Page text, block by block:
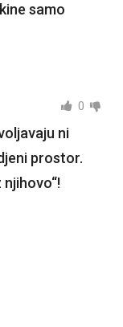
samo
0
ni
prostor.